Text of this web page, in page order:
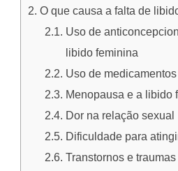
O que causa a falta de
Uso de
libido feminina
Uso de medicamentos
Menopausa e a libido
Dor na relação sexual
Dificuldade para
Transtornos e